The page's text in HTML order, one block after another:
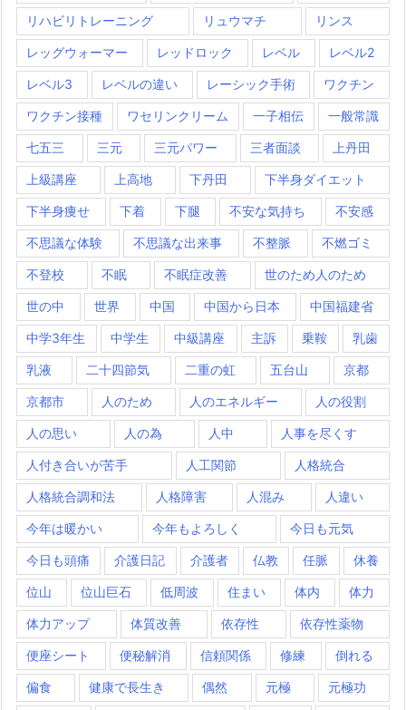
リハビリトレーニング リュウマチ リンス
レッグウォーマー レッドロック レベル レベル2
レベル3 レベルの違い レーシック手術 ワクチン
ワクチン接種 ワセリンクリーム 一子相伝 一般常識
七五三 三元 三元パワー 三者面談 上丹田
上級講座 上高地 下丹田 下半身ダイエット
下半身痩せ 下着 下腿 不安な気持ち 不安感
不思議な体験 不思議な出来事 不整脈 不燃ゴミ
不登校 不眠 不眠症改善 世のため人のため
世の中 世界 中国 中国から日本 中国福建省
中学3年生 中学生 中級講座 主訴 乗鞍 乳歯
乳液 二十四節気 二重の虹 五台山 京都
京都市 人のため 人のエネルギー 人の役割
人の思い 人の為 人中 人事を尽くす
人付き合いが苦手 人工関節 人格統合
人格統合調和法 人格障害 人混み 人違い
今年は暖かい 今年もよろしく 今日も元気
今日も頭痛 介護日記 介護者 仏教 任脈 休養
位山 位山巨石 低周波 住まい 体内 体力
体力アップ 体質改善 依存性 依存性薬物
便座シート 便秘解消 信頼関係 修練 倒れる
偏食 健康で長生き 偶然 元極 元極功